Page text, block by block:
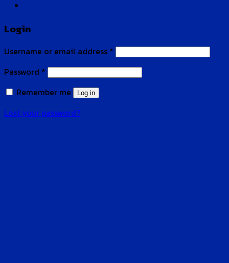
Login
Username or email address *
Password *
Remember me
Log in
Lost your password?